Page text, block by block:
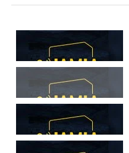
του τροπαίου αναμένεται
Φθιώτιδας .
Η φιέστα αναμένεται να
εκπληκτικής πορείας, με
παραλαμβάνουν το
Ακολουθήστε τοlamiara.gr
μαθαίνετε πρώτοι τα